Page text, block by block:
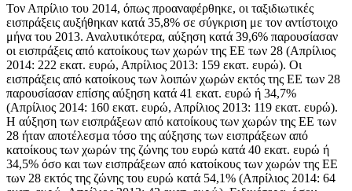
Τον Απρίλιο του 2014, όπως προαναφέρθηκε, οι ταξιδιωτικές
εισπράξεις αυξήθηκαν κατά 35,8% σε σύγκριση με τον αντίστοιχο
μήνα του 2013. Αναλυτικότερα, αύξηση κατά 39,6% παρουσίασαν
οι εισπράξεις από κατοίκους των χωρών της ΕΕ των 28 (Απρίλιος
2014: 222 εκατ. ευρώ, Απρίλιος 2013: 159 εκατ. ευρώ). Οι
εισπράξεις από κατοίκους των λοιπών χωρών εκτός της ΕΕ των 28
παρουσίασαν επίσης αύξηση κατά 41 εκατ. ευρώ ή 34,7%
(Απρίλιος 2014: 160 εκατ. ευρώ, Απρίλιος 2013: 119 εκατ. ευρώ).
Η αύξηση των εισπράξεων από κατοίκους των χωρών της ΕΕ των
28 ήταν αποτέλεσμα τόσο της αύξησης των εισπράξεων από
κατοίκους των χωρών της ζώνης του ευρώ κατά 40 εκατ. ευρώ ή
34,5% όσο και των εισπράξεων από κατοίκους των χωρών της ΕΕ
των 28 εκτός της ζώνης του ευρώ κατά 54,1% (Απρίλιος 2014: 64